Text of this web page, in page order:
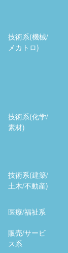
技術系(機械/
メカトロ)
技術系(化学/
素材)
技術系(建築/
土木/不動産)
医療/福祉系
販売/サービ
ス系